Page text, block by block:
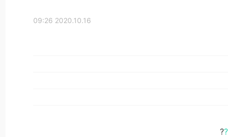
2020.10.16 09:26
?